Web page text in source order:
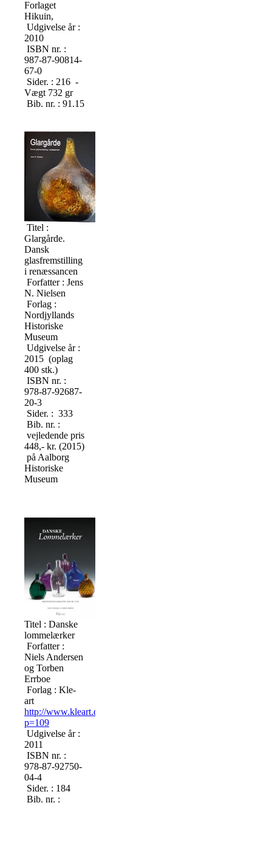
Forlaget
Hikuin,
Udgivelse år :
2010
ISBN nr. :
987-87-90814-
67-0
Sider. : 216 -
Vægt 732 gr
Bib. nr. : 91.15
Titel :
Glargårde.
Dansk
glasfremstilling
i renæssancen
Forfatter : Jens
N. Nielsen
Forlag :
Nordjyllands
Historiske
Museum
Udgivelse år :
2015 (oplag
400 stk.)
ISBN nr. :
978-87-92687-
20-3
Sider. : 333
Bib. nr. :
vejledende pris
448,- kr. (2015)
på Aalborg
Historiske
Museum
Titel : Danske
lommelærker
Forfatter :
Niels Andersen
og Torben
Errboe
Forlag : Kle-
art
http://www.kleart.dk/index.php?
p=109
Udgivelse år :
2011
ISBN nr. :
978-87-92750-
04-4
Sider. : 184
Bib. nr. :